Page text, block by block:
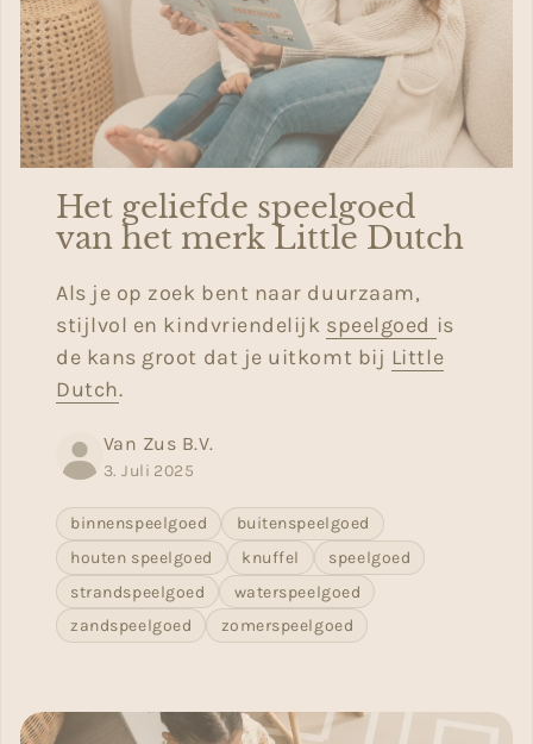
Het geliefde speelgoed
van het merk Little Dutch
Als je op zoek bent naar duurzaam,
stijlvol en kindvriendelijk speelgoed is
de kans groot dat je uitkomt bij Little
Dutch.
Van Zus B.V.
3. Juli 2025
binnenspeelgoed
buitenspeelgoed
houten speelgoed
knuffel
speelgoed
strandspeelgoed
waterspeelgoed
zandspeelgoed
zomerspeelgoed